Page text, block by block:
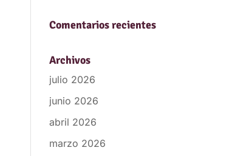
Comentarios recientes
Archivos
julio 2026
junio 2026
abril 2026
marzo 2026